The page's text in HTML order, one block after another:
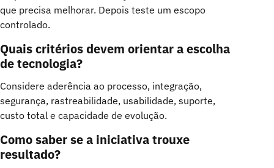
que precisa melhorar. Depois teste um escopo
controlado.
Quais critérios devem orientar a escolha
de tecnologia?
Considere aderência ao processo, integração,
segurança, rastreabilidade, usabilidade, suporte,
custo total e capacidade de evolução.
Como saber se a iniciativa trouxe
resultado?